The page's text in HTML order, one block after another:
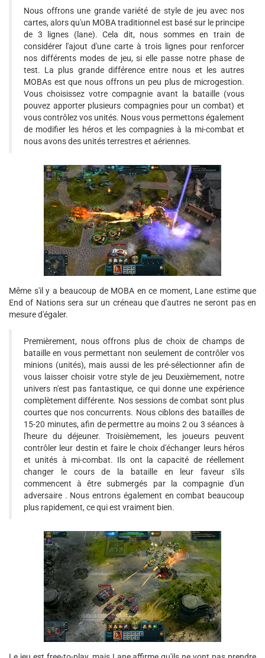
Nous offrons une grande variété de style de jeu avec nos
cartes, alors qu'un MOBA traditionnel est basé sur le principe
de 3 lignes (lane). Cela dit, nous sommes en train de
considérer l'ajout d'une carte à trois lignes pour renforcer
nos différents modes de jeu, si elle passe notre phase de
test. La plus grande différence entre nous et les autres
MOBAs est que nous offrons un peu plus de microgestion.
Vous choisissez votre compagnie avant la bataille (vous
pouvez apporter plusieurs compagnies pour un combat) et
vous contrôlez vos unités. Nous vous permettons également
de modifier les héros et les compagnies à la mi-combat et
nous avons des unités terrestres et aériennes.
Même s'il y a beaucoup de MOBA en ce moment, Lane estime que
End of Nations sera sur un créneau que d'autres ne seront pas en
mesure d'égaler.
Premièrement, nous offrons plus de choix de champs de
bataille en vous permettant non seulement de contrôler vos
minions (unités), mais aussi de les pré-sélectionner afin de
vous laisser choisir votre style de jeu Deuxièmement, notre
univers n'est pas fantastique, ce qui donne une expérience
complètement différente. Nos sessions de combat sont plus
courtes que nos concurrents. Nous ciblons des batailles de
15-20 minutes, afin de permettre au moins 2 ou 3 séances à
l'heure du déjeuner. Troisièmement, les joueurs peuvent
contrôler leur destin et faire le choix d'échanger leurs héros
et unités à mi-combat. Ils ont la capacité de réellement
changer le cours de la bataille en leur faveur s'ils
commencent à être submergés par la compagnie d'un
adversaire . Nous entrons également en combat beaucoup
plus rapidement, ce qui est vraiment bien.